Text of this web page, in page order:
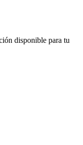
disponible para tu